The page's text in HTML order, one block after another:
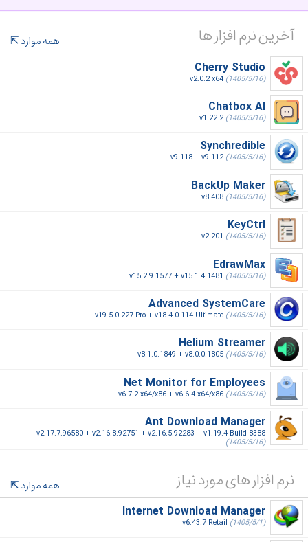
آخرین نرم افزار ها
همه موارد
Cherry Studio
v2.0.2 x64 (1405/5/16)
Chatbox AI
v1.22.2(1405/5/16)
Synchredible
v9.118 + v9.112(1405/5/16)
BackUp Maker
v8.408 (1405/5/16)
KeyCtrl
v2.201 (1405/5/16)
EdrawMax
v15.2.9.1577 + v15.1.4.1481 (1405/5/16)
Advanced SystemCare
v19.5.0.227 Pro + v18.4.0.114 Ultimate (1405/5/16)
Helium Streamer
v8.1.0.1849 + v8.0.0.1805 (1405/5/16)
Net Monitor for Employees
v6.7.2 x64/x86 + v6.6.4 x64/x86 (1405/5/16)
Ant Download Manager
v2.17.7.96580 + v2.16.8.92751 + v2.16.5.92283 + v1.19.4 Build 8388
(1405/5/16)
نرم افزار های مورد نیاز
همه موارد
Internet Download Manager
v6.43.7 Retail (1405/5/1)